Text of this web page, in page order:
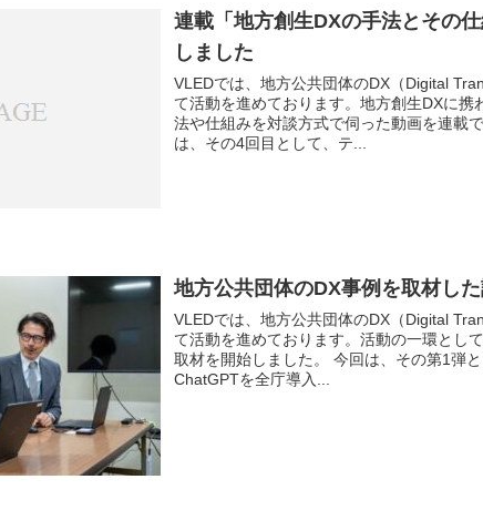
連載「地方創生DXの手法とその
しました
VLEDでは、地方公共団体のDX（Digital
て活動を進めております。地方創生DXに携
法や仕組みを対談方式で伺った動画を連載
は、その4回目として、テ...
地方公共団体のDX事例を取材し
VLEDでは、地方公共団体のDX（Digital
て活動を進めております。活動の一環とし
取材を開始しました。 今回は、その第1弾
ChatGPTを全庁導入...